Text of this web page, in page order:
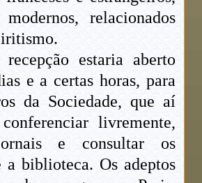
relacionados
estaria aberto
e a certas horas, para
da Sociedade, que aí
livremente,
e consultar os
a biblioteca. Os adeptos